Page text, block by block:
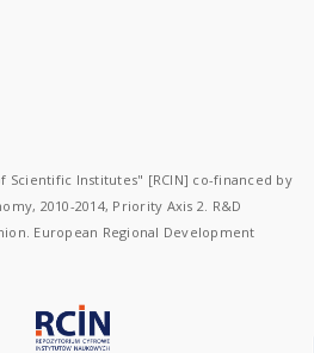
Scientific Institutes" [RCIN] co-financed by
2010-2014, Priority Axis 2. R&D
European Regional Development